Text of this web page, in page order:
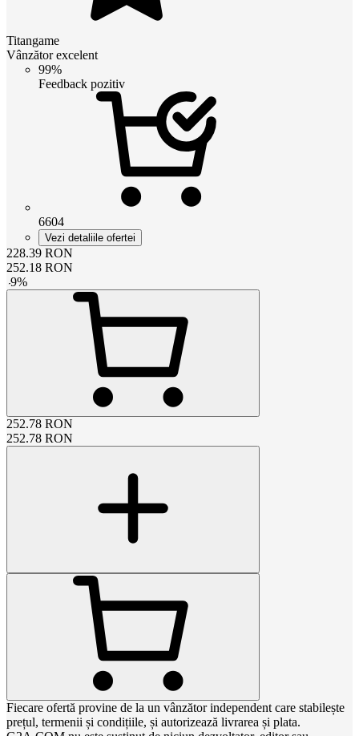
Titangame
Vânzător excelent
99%
Feedback pozitiv
6604
Vezi detaliile ofertei
228.39 RON
252.18 RON
-9%
252.78 RON
252.78 RON
Fiecare ofertă provine de la un vânzător independent care stabilește
prețul, termenii și condițiile, și autorizează livrarea și plata.